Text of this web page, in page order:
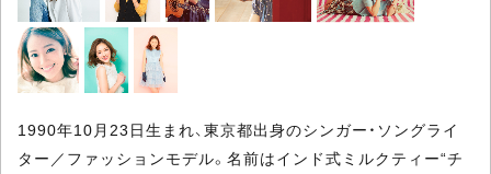
1990年10月23日生まれ、東京都出身のシンガー・ソングライ
ター／ファッションモデル。名前はインド式ミルクティー“チ